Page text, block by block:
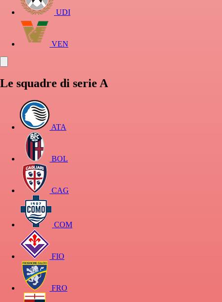
UDI
VEN
Le squadre di serie A
ATA
BOL
CAG
COM
FIO
FRO